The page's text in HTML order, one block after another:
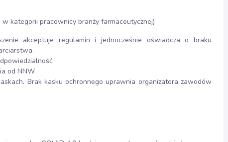
kategorii pracownicy branży farmaceutycznej)
akceptuje regulamin i jednocześnie oświadcza o braku
od NNW.
Brak kasku ochronnego uprawnia organizatora zawodów